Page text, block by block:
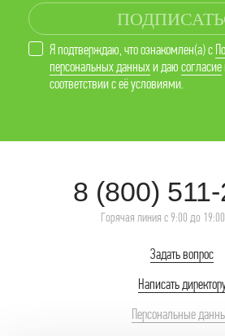
Я подтверждаю, что ознакомлен(а) с
персональных данныхи даю согласие
соответствии с её условиями.
8 (800)
Горячая линия с 9:00 до 19:00
Задать вопрос
Написать
Персональные